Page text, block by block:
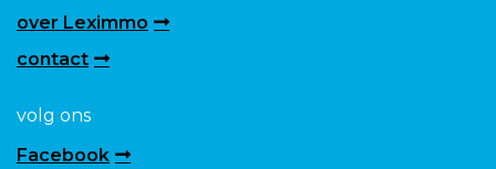
over Leximmo
contact
volg ons
Facebook